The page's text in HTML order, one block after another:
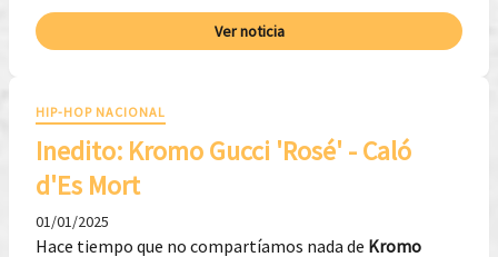
Ver noticia
HIP-HOP NACIONAL
Inedito: Kromo Gucci 'Rosé' - Caló
d'Es Mort
01/01/2025
Hace tiempo que no compartíamos nada de Kromo